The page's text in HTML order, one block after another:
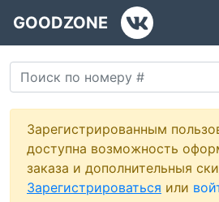
GOODZONE
Зарегистрированным
доступна возможность
заказа и дополнительныя
Зарегистрироваться или